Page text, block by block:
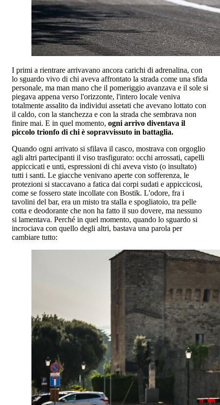
I primi a rientrare arrivavano ancora carichi di adrenalina, con
lo sguardo vivo di chi aveva affrontato la strada come una sfida
personale, ma man mano che il pomeriggio avanzava e il sole si
piegava appena verso l'orizzonte, l'intero locale veniva
totalmente assalito da individui assetati che avevano lottato con
il caldo, con la stanchezza e con la strada che sembrava non
finire mai. E in quel momento, ogni arrivo diventava il
piccolo trionfo di chi è sopravvissuto in battaglia.
Quando ogni arrivato si sfilava il casco, mostrava con orgoglio
agli altri partecipanti il viso trasfigurato: occhi arrossati, capelli
appiccicati e unti, espressioni di chi aveva visto (o insultato)
tutti i santi. Le giacche venivano aperte con sofferenza, le
protezioni si staccavano a fatica dai corpi sudati e appiccicosi,
come se fossero state incollate con Bostik. L'odore, fra i
tavolini del bar, era un misto tra stalla e spogliatoio, tra pelle
cotta e deodorante che non ha fatto il suo dovere, ma nessuno
si lamentava. Perché in quel momento, quando lo sguardo si
incrociava con quello degli altri, bastava una parola per
cambiare tutto: